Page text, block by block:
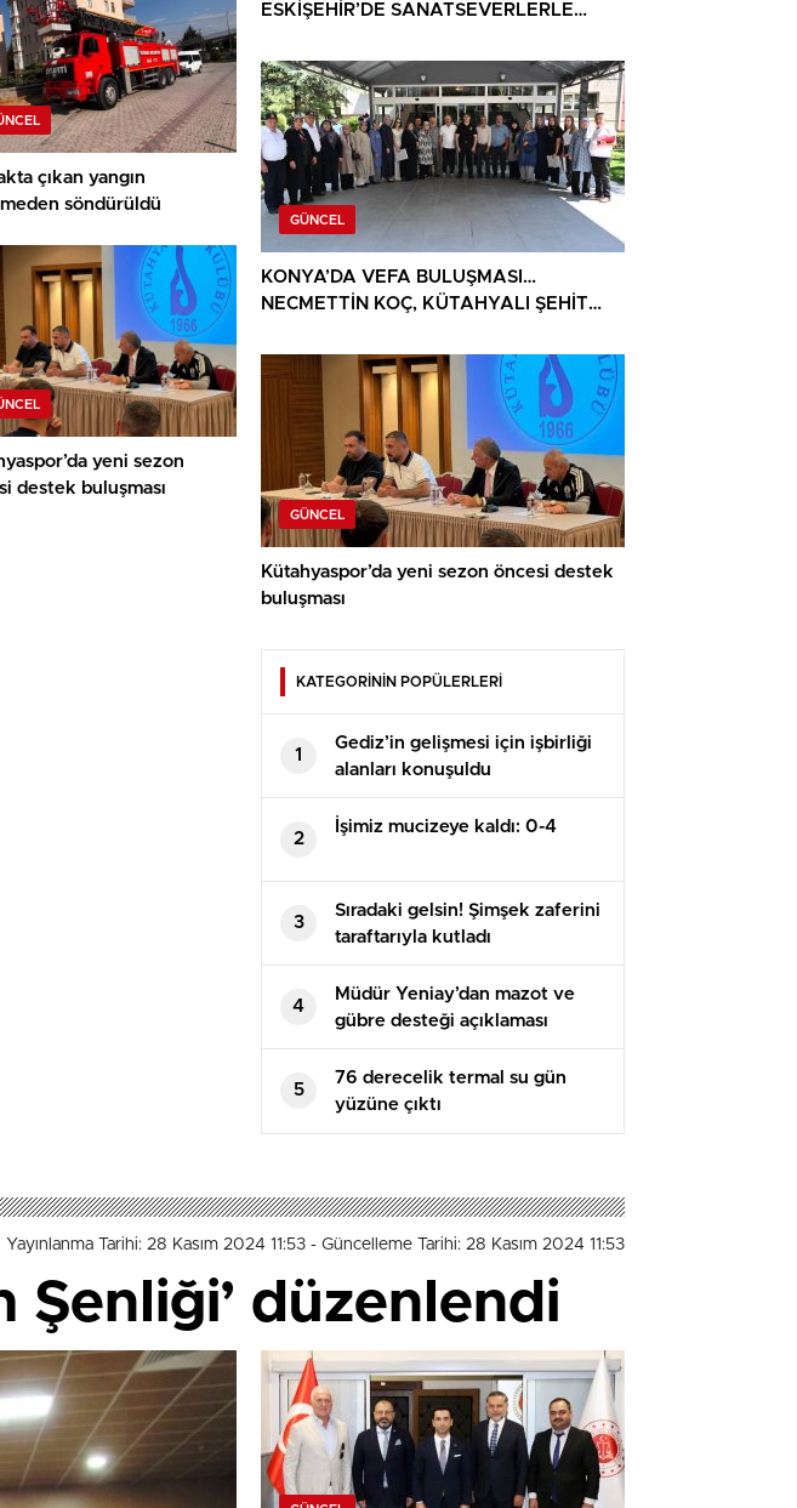
çıkan yangın
söndürüldü
yeni sezon
destek buluşması
ESKİŞEHİR’DE SANATSEVERLERLE
GÜNCEL
KONYA’DA VEFA BULUŞMASI…
NECMETTİN KOÇ, KÜTAHYALI ŞEHİT
GÜNCEL
Kütahyaspor’da yeni sezon öncesi destek
buluşması
KATEGORİNİN POPÜLERLERİ
1
Gediz’in gelişmesi için işbirliği
alanları konuşuldu
2
İşimiz mucizeye kaldı: 0-4
3
Sıradaki gelsin! Şimşek zaferini
taraftarıyla kutladı
4
Müdür Yeniay’dan mazot ve
gübre desteği açıklaması
5
76 derecelik termal su gün
yüzüne çıktı
Yayınlanma Tarihi: 28 Kasım 2024 11:53 - Güncelleme Tarihi: 28 Kasım 2024 11:53
Şenliği’ düzenlendi